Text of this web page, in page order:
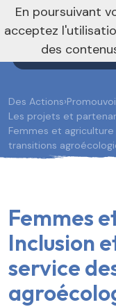
Des Actions›
Les projets et
Femmes et
transitions
Femmes
Inclusion
service
En poursuivant
acceptez
des